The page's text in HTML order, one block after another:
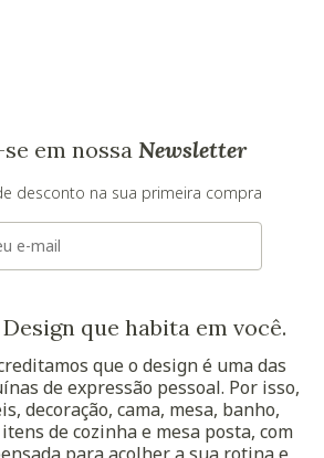
em nossa Newsletter
desconto na sua primeira compra
que habita em você.
que o design é uma das
de expressão pessoal. Por isso,
decoração, cama, mesa, banho,
de cozinha e mesa posta, com